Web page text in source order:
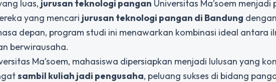
luas, jurusan teknologi pangan Universitas Ma’soem menjadi
yang mencari jurusan teknologi pangan di Bandung dengan
depan, program studi ini menawarkan kombinasi ideal antara
berwirausaha.
Ma’soem, mahasiswa dipersiapkan menjadi lulusan yang
sambil kuliah jadi pengusaha, peluang sukses di bidang